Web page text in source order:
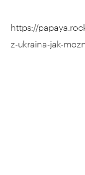
https://
z-ukraina-jak-